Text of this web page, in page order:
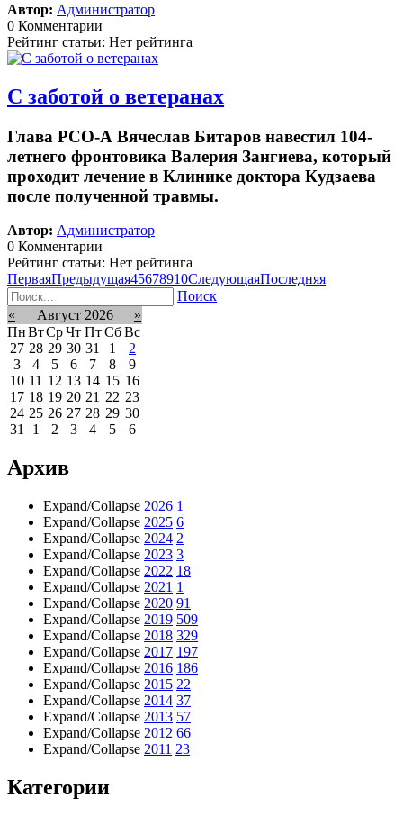
Автор: Администратор
0 Комментарии
Рейтинг статьи: Нет рейтинга
С заботой о ветеранах
Глава РСО-А Вячеслав Битаров навестил 104-
летнего фронтовика Валерия Зангиева, который
проходит лечение в Клинике доктора Кудзаева
после полученной травмы.
Автор: Администратор
0 Комментарии
Рейтинг статьи: Нет рейтинга
ПерваяПредыдущая45678910СледующаяПоследняя
Поиск
«
Август 2026
»
ПнВтСрЧт Пт Сб Вс
27 28 29 30 31 1
2
3
4 5 6 7 8
9
10 11 12 13 14 15 16
17 18 19 20 21 22 23
24 25 26 27 28 29 30
31
1 2 3 4 5 6
Архив
Expand/Collapse 2026 1
Expand/Collapse 2025 6
Expand/Collapse 2024 2
Expand/Collapse 2023 3
Expand/Collapse 2022 18
Expand/Collapse 2021 1
Expand/Collapse 2020 91
Expand/Collapse 2019 509
Expand/Collapse 2018 329
Expand/Collapse 2017 197
Expand/Collapse 2016 186
Expand/Collapse 2015 22
Expand/Collapse 2014 37
Expand/Collapse 2013 57
Expand/Collapse 2012 66
Expand/Collapse 2011 23
Категории